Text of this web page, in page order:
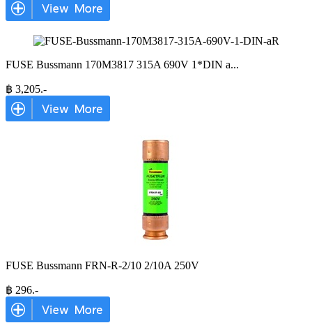
FUSE Bussmann 170M3817 315A 690V 1*DIN a...
฿ 3,205.-
FUSE Bussmann FRN-R-2/10 2/10A 250V
฿ 296.-